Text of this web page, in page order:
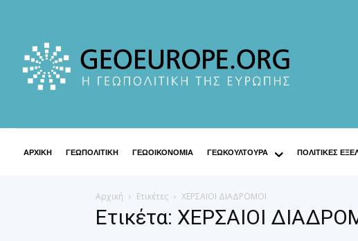
ΑΡΧΙΚΗ ΓΕΩΠΟΛΙΤΙΚΗ ΓΕΩΟΙΚΟΝΟΜΙΑ ΓΕΩΚΟΥΛΤΟΥΡΑ ΠΟΛΙΤΙΚΕΣ
Αρχική Ετικέτες ΧΕΡΣΑΙΟΙ ΔΙΑΔΡΟΜΟΙ
Ετικέτα: ΧΕΡΣΑΙΟΙ